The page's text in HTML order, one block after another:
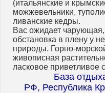
(итальянские и
можжевельники,
ливанские кедры.
Вас ожидает
обстановка в плену у
природы. Горно-
живописная
ласковое приветливое
База
РФ, Республика